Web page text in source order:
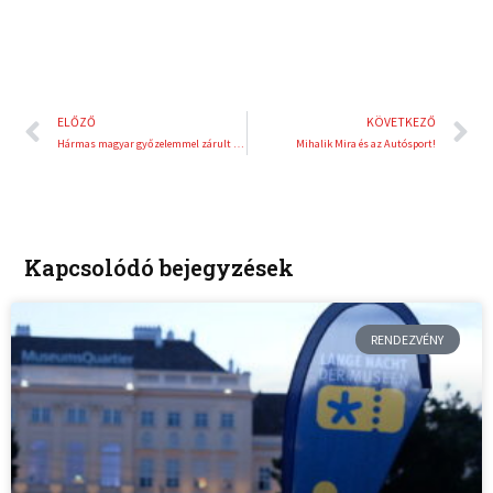
Előző
ELŐZŐ
Hármas magyar győzelemmel zárult Magyarország első FIS Snowboard versenye
KÖVETKEZŐ
Mihalik Mira és az Autósport!
Kapcsolódó bejegyzések
RENDEZVÉNY